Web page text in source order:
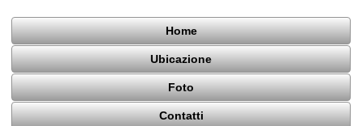
Home
Ubicazione
Foto
Contatti